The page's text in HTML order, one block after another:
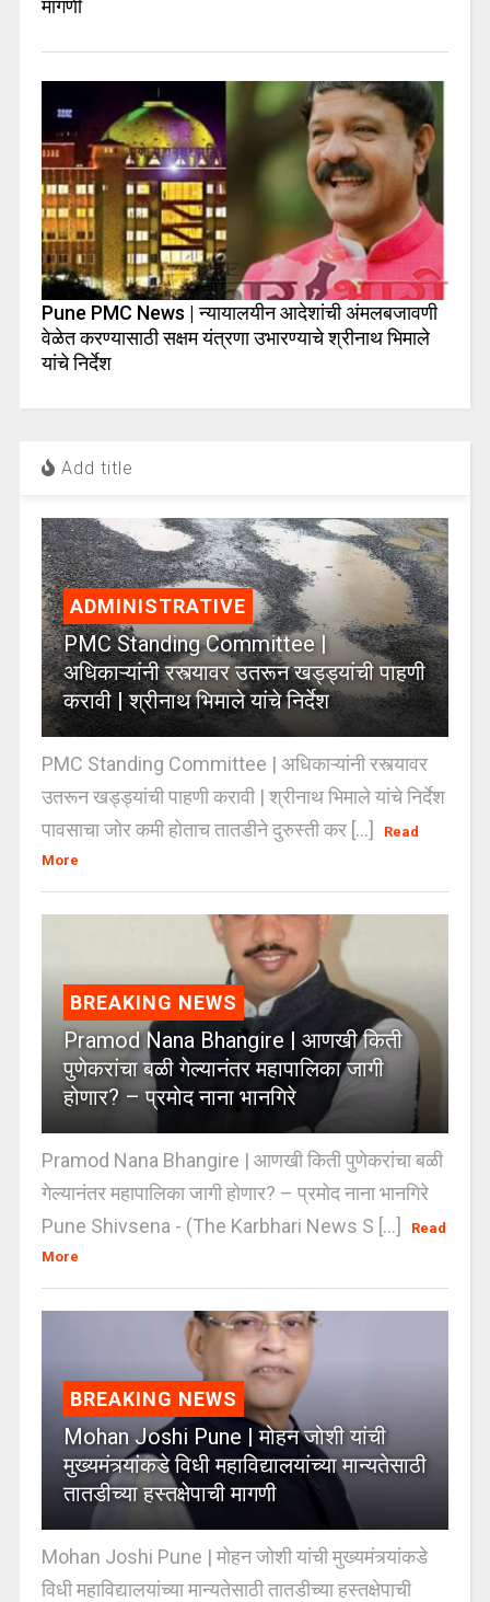
मागणी
Pune PMC News | न्यायालयीन आदेशांची अंमलबजावणी
वेळेत करण्यासाठी सक्षम यंत्रणा उभारण्याचे श्रीनाथ भिमाले
यांचे निर्देश
Add title
ADMINISTRATIVE
PMC Standing Committee |
अधिकाऱ्यांनी रस्त्यावर उतरून खड्ड्यांची पाहणी
करावी | श्रीनाथ भिमाले यांचे निर्देश
PMC Standing Committee | अधिकाऱ्यांनी रस्त्यावर
उतरून खड्ड्यांची पाहणी करावी | श्रीनाथ भिमाले यांचे निर्देश
पावसाचा जोर कमी होताच तातडीने दुरुस्ती कर [...]
Read
More
BREAKING NEWS
Pramod Nana Bhangire | आणखी किती
पुणेकरांचा बळी गेल्यानंतर महापालिका जागी
होणार? – प्रमोद नाना भानगिरे
Pramod Nana Bhangire | आणखी किती पुणेकरांचा बळी
गेल्यानंतर महापालिका जागी होणार? – प्रमोद नाना भानगिरे
Pune Shivsena - (The Karbhari News S [...]
Read
More
BREAKING NEWS
Mohan Joshi Pune | मोहन जोशी यांची
मुख्यमंत्र्यांकडे विधी महाविद्यालयांच्या मान्यतेसाठी
तातडीच्या हस्तक्षेपाची मागणी
Mohan Joshi Pune | मोहन जोशी यांची मुख्यमंत्र्यांकडे
विधी महाविद्यालयांच्या मान्यतेसाठी तातडीच्या हस्तक्षेपाची